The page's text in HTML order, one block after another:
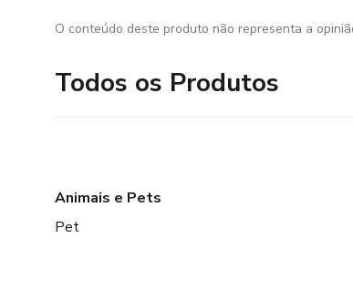
O conteúdo deste produto não representa a
Todos os Produtos
Animais e Pets
Pet